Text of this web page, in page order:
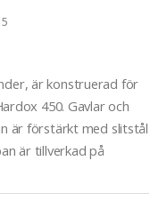
är konstruerad för
450. Gavlar och
är förstärkt med slitstål
är tillverkad på